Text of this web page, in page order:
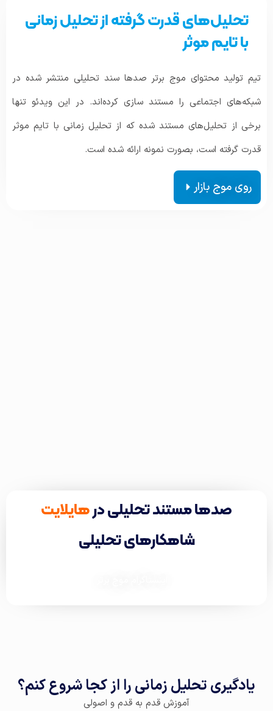
تحلیل‌های قدرت گرفته از تحلیل زمانی
با تایم موثر
تیم تولید محتوای موج برتر صدها سند تحلیلی منتشر شده در
شبکه‌های اجتماعی را مستند سازی کرده‌اند. در این ویدئو تنها
برخی از تحلیل‌های مستند شده که از تحلیل زمانی با تایم موثر
قدرت گرفته است، بصورت نمونه ارائه شده است.
روی موج بازار
صدها مستند تحلیلی درهایلایت
شاهکارهای تحلیلی
یادگیری تحلیل زمانی را از کجا شروع کنم؟
آموزش قدم به قدم و اصولی